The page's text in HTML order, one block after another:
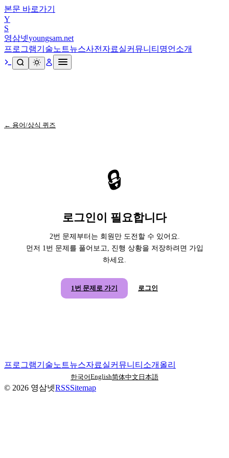
본문 바로가기
Y
S
영삼넷youngsam.net
프로그램기술노트뉴스사전 자료실커뮤니티 명언 소개
← 용어/상식 퀴즈
🔒
로그인이 필요합니다
2번 문제부터는 회원만 도전할 수 있어요.
먼저 1번 문제를 풀어보고, 진행 상황을 저장하려면 가입
하세요.
1번 문제로 가기 로그인
프로그램기술노트뉴스자료실커뮤니티 소개 올리
한국어English简体中文 日本語
© 2026 영삼넷RSSSitemap